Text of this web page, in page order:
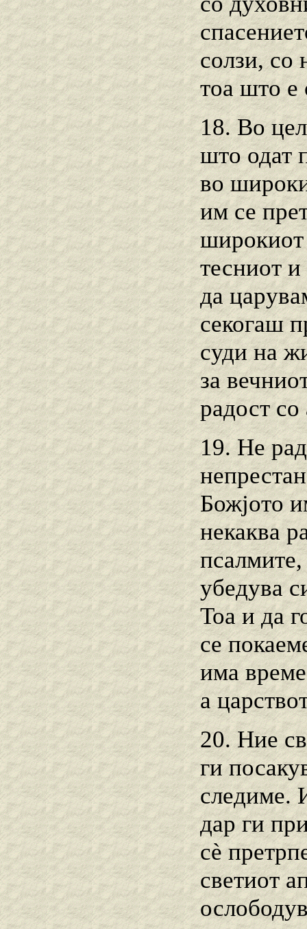
солзи, со
тоа што е
18. Во
што одат
во
им се
широкиот
тесниот и
да
секогаш
суди на
за
радост
19. Не
Божјото
некаква
убедува
Тоа и да
се
има време
а
20. Ние
ги
следиме.
дар ги
сѐ
светиот